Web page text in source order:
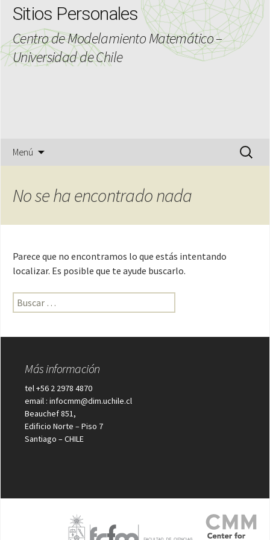
Sitios Personales
Centro de Modelamiento Matemático –
Universidad de Chile
Menú Buscar:
No se ha encontrado nada
Parece que no encontramos lo que estás intentando
localizar. Es posible que te ayude buscarlo.
Buscar:
Más información
tel +56 2 2978 4870
email : infocmm@dim.uchile.cl
Beauchef 851,
Edificio Norte – Piso 7
Santiago – CHILE